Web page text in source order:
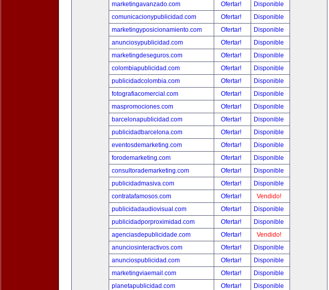
marketingavanzado.com
Ofertar!
Disponible
comunicacionypublicidad.com
Ofertar!
Disponible
marketingyposicionamiento.com
Ofertar!
Disponible
anunciosypublicidad.com
Ofertar!
Disponible
marketingdeseguros.com
Ofertar!
Disponible
colombiapublicidad.com
Ofertar!
Disponible
publicidadcolombia.com
Ofertar!
Disponible
fotografiacomercial.com
Ofertar!
Disponible
maspromociones.com
Ofertar!
Disponible
barcelonapublicidad.com
Ofertar!
Disponible
publicidadbarcelona.com
Ofertar!
Disponible
eventosdemarketing.com
Ofertar!
Disponible
forodemarketing.com
Ofertar!
Disponible
consultorademarketing.com
Ofertar!
Disponible
publicidadmasiva.com
Ofertar!
Disponible
contratafamosos.com
Ofertar!
Vendido!
publicidadaudiovisual.com
Ofertar!
Disponible
publicidadporproximidad.com
Ofertar!
Disponible
agenciasdepublicidade.com
Ofertar!
Vendido!
anunciosinteractivos.com
Ofertar!
Disponible
anunciospublicidad.com
Ofertar!
Disponible
marketingviaemail.com
Ofertar!
Disponible
planetapublicidad.com
Ofertar!
Disponible